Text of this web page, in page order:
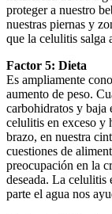
proteger a nuestro
nuestras piernas y
que la celulitis salga
Factor 5: Dieta
Es ampliamente
aumento de peso.
carbohidratos y baja
celulitis en exceso y
brazo, en nuestra
cuestiones de
preocupación en la
deseada. La celulitis
parte el agua nos